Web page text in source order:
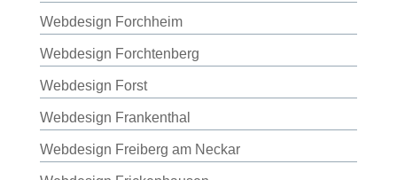
Webdesign Forchheim
Webdesign Forchtenberg
Webdesign Forst
Webdesign Frankenthal
Webdesign Freiberg am Neckar